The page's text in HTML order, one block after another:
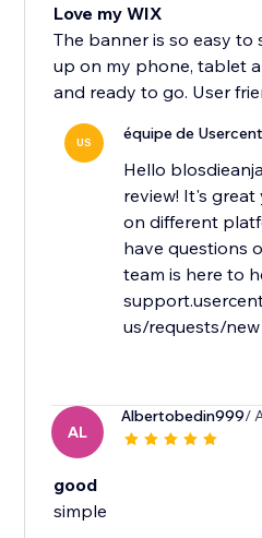
Love my WIX
The banner is so easy to
up on my phone, tablet
and ready to go. User
US équipe de
Hello
review! It's
on different
have questions
team is here to
us/requests/new
AL
Albertobedin999/
good
simple